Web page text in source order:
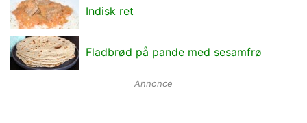
Indisk ret
Fladbrød på pande med sesamfrø
Annonce